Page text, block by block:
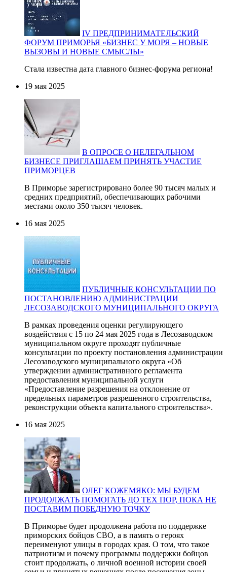
IV ПРЕДПРИНИМАТЕЛЬСКИЙ
ФОРУМ ПРИМОРЬЯ «БИЗНЕС У МОРЯ – НОВЫЕ
ВЫЗОВЫ И НОВЫЕ СМЫСЛЫ»
Стала известна дата главного бизнес-форума региона!
19 мая 2025
В ОПРОСЕ О НЕЛЕГАЛЬНОМ
БИЗНЕСЕ ПРИГЛАШАЕМ ПРИНЯТЬ УЧАСТИЕ
ПРИМОРЦЕВ
В Приморье зарегистрировано более 90 тысяч малых и
средних предприятий, обеспечивающих рабочими
местами около 350 тысяч человек.
16 мая 2025
ПУБЛИЧНЫЕ КОНСУЛЬТАЦИИ ПО
ПОСТАНОВЛЕНИЮ АДМИНИСТРАЦИИ
ЛЕСОЗАВОДСКОГО МУНИЦИПАЛЬНОГО ОКРУГА
В рамках проведения оценки регулирующего
воздействия с 15 по 24 мая 2025 года в Лесозаводском
муниципальном округе проходят публичные
консультации по проекту постановления администрации
Лесозаводского муниципального округа «Об
утверждении административного регламента
предоставления муниципальной услуги
«Предоставление разрешения на отклонение от
предельных параметров разрешенного строительства,
реконструкции объекта капитального строительства».
16 мая 2025
ОЛЕГ КОЖЕМЯКО: МЫ БУДЕМ
ПРОДОЛЖАТЬ ПОМОГАТЬ ДО ТЕХ ПОР, ПОКА НЕ
ПОСТАВИМ ПОБЕДНУЮ ТОЧКУ
В Приморье будет продолжена работа по поддержке
приморских бойцов СВО, а в память о героях
переименуют улицы в городах края. О том, что такое
патриотизм и почему программы поддержки бойцов
стоит продолжать, о личной военной истории своей